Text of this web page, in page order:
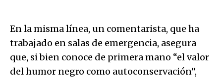
En la misma línea, un comentarista, que ha
trabajado en salas de emergencia, asegura
que, si bien conoce de primera mano “el valor
del humor negro como autoconservación”,